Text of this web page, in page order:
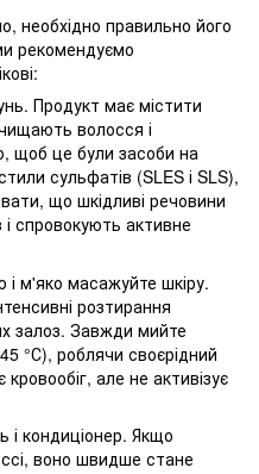
необхідно правильно його
рекомендуємо
Продукт має містити
волосся і
щоб це були засоби на
сульфатів (SLES і SLS),
що шкідливі речовини
спровокують активне
м'яко масажуйте шкіру.
розтирання
залоз. Завжди мийте
°С), роблячи своєрідний
але не активізує
кондиціонер. Якщо
воно швидше стане